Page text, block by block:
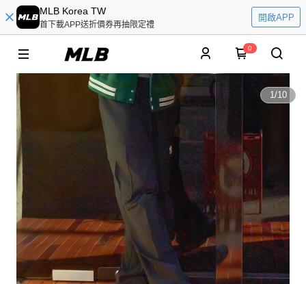
MLB Korea TW
首下載APP送折價券再抽限定禮
開啟APP
0
1/10